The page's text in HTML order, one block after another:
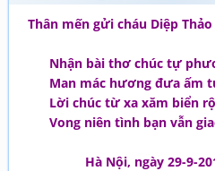
Thân mến gửi cháu Diệp Thảo
Nhận bài thơ chúc tự
Man mác hương đưa ấm
Lời chúc từ xa xăm biển
Vong niên tình bạn vẫn
Hà Nội, ngày 29-9-